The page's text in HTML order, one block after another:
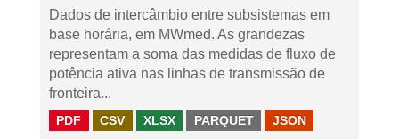
Dados de intercâmbio entre subsistemas em
base horária, em MWmed. As grandezas
representam a soma das medidas de fluxo de
potência ativa nas linhas de transmissão de
fronteira...
PDF CSV XLSX PARQUET JSON